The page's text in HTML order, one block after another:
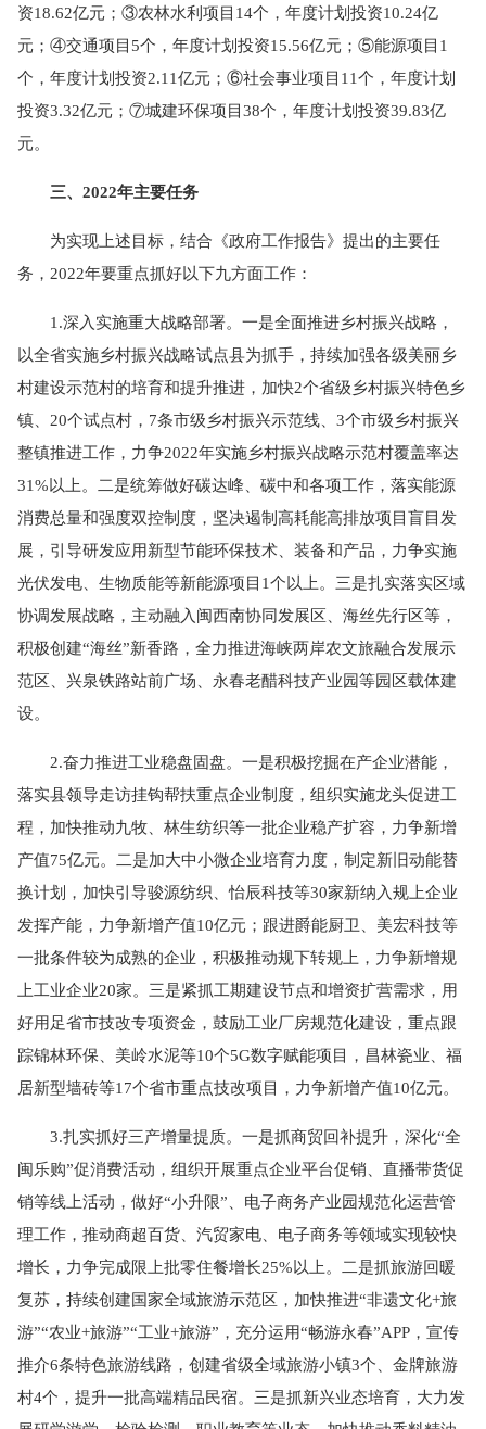
资18.62亿元；③农林水利项目14个，年度计划投资10.24亿
元；④交通项目5个，年度计划投资15.56亿元；⑤能源项目1
个，年度计划投资2.11亿元；⑥社会事业项目11个，年度计划
投资3.32亿元；⑦城建环保项目38个，年度计划投资39.83亿
元。
三、2022年主要任务
为实现上述目标，结合《政府工作报告》提出的主要任
务，2022年要重点抓好以下九方面工作：
1.深入实施重大战略部署。一是全面推进乡村振兴战略，
以全省实施乡村振兴战略试点县为抓手，持续加强各级美丽乡
村建设示范村的培育和提升推进，加快2个省级乡村振兴特色乡
镇、20个试点村，7条市级乡村振兴示范线、3个市级乡村振兴
整镇推进工作，力争2022年实施乡村振兴战略示范村覆盖率达
31%以上。二是统筹做好碳达峰、碳中和各项工作，落实能源
消费总量和强度双控制度，坚决遏制高耗能高排放项目盲目发
展，引导研发应用新型节能环保技术、装备和产品，力争实施
光伏发电、生物质能等新能源项目1个以上。三是扎实落实区域
协调发展战略，主动融入闽西南协同发展区、海丝先行区等，
积极创建“海丝”新香路，全力推进海峡两岸农文旅融合发展示
范区、兴泉铁路站前广场、永春老醋科技产业园等园区载体建
设。
2.奋力推进工业稳盘固盘。一是积极挖掘在产企业潜能，
落实县领导走访挂钩帮扶重点企业制度，组织实施龙头促进工
程，加快推动九牧、林生纺织等一批企业稳产扩容，力争新增
产值75亿元。二是加大中小微企业培育力度，制定新旧动能替
换计划，加快引导骏源纺织、怡辰科技等30家新纳入规上企业
发挥产能，力争新增产值10亿元；跟进爵能厨卫、美宏科技等
一批条件较为成熟的企业，积极推动规下转规上，力争新增规
上工业企业20家。三是紧抓工期建设节点和增资扩营需求，用
好用足省市技改专项资金，鼓励工业厂房规范化建设，重点跟
踪锦林环保、美岭水泥等10个5G数字赋能项目，昌林瓷业、福
居新型墙砖等17个省市重点技改项目，力争新增产值10亿元。
3.扎实抓好三产增量提质。一是抓商贸回补提升，深化“全
闽乐购”促消费活动，组织开展重点企业平台促销、直播带货促
销等线上活动，做好“小升限”、电子商务产业园规范化运营管
理工作，推动商超百货、汽贸家电、电子商务等领域实现较快
增长，力争完成限上批零住餐增长25%以上。二是抓旅游回暖
复苏，持续创建国家全域旅游示范区，加快推进“非遗文化+旅
游”“农业+旅游”“工业+旅游”，充分运用“畅游永春”APP，宣传
推介6条特色旅游线路，创建省级全域旅游小镇3个、金牌旅游
村4个，提升一批高端精品民宿。三是抓新兴业态培育，大力发